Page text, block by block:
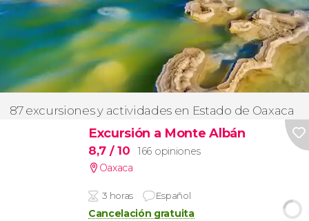
87 excursiones y actividades en Estado de Oaxaca
Excursión a Monte Albán
8,7 / 10
166 opiniones
Oaxaca
3 horas Español
Cancelación gratuita